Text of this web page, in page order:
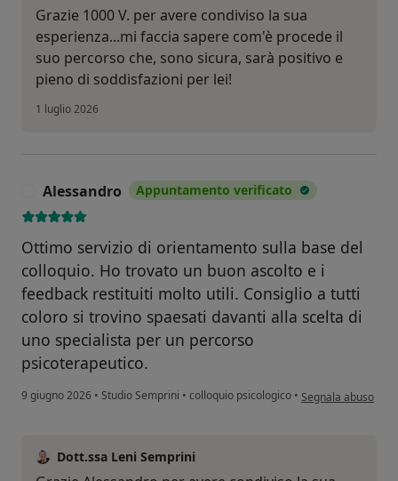
Grazie 1000 V. per avere condiviso la sua
esperienza...mi faccia sapere com'è procede il
suo percorso che, sono sicura, sarà positivo e
pieno di soddisfazioni per lei!
1 luglio 2026
Alessandro Appuntamento verificato
Ottimo servizio di orientamento sulla base del
colloquio. Ho trovato un buon ascolto e i
feedback restituiti molto utili. Consiglio a tutti
coloro si trovino spaesati davanti alla scelta di
uno specialista per un percorso
psicoterapeutico.
9 giugno 2026 • Studio Semprini • colloquio psicologico • secondo
Segnala abuso
Dott.ssa Leni Semprini